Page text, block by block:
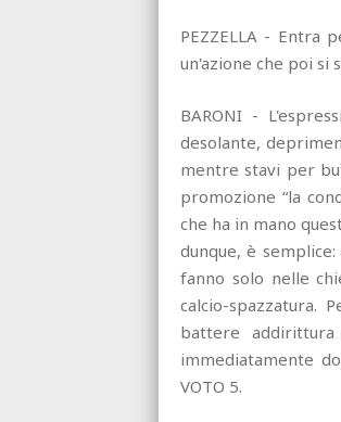
PEZZELLA - Entra
un'azione che poi si
BARONI -
desolante,
mentre stavi per
promozione “la
che ha in mano
dunque, è
fanno solo nelle
calcio-spazzatura.
battere
immediatamente
VOTO 5.